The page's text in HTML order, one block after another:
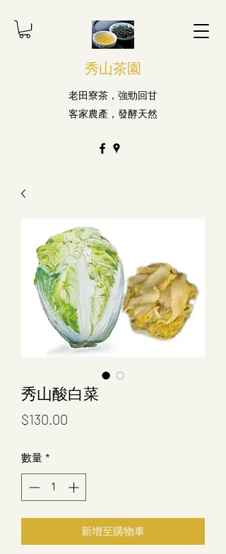
秀山茶園
老田寮茶，強勁回甘
客家農產，發酵天然
秀山酸白菜
$130.00
數量 *
新增至購物車